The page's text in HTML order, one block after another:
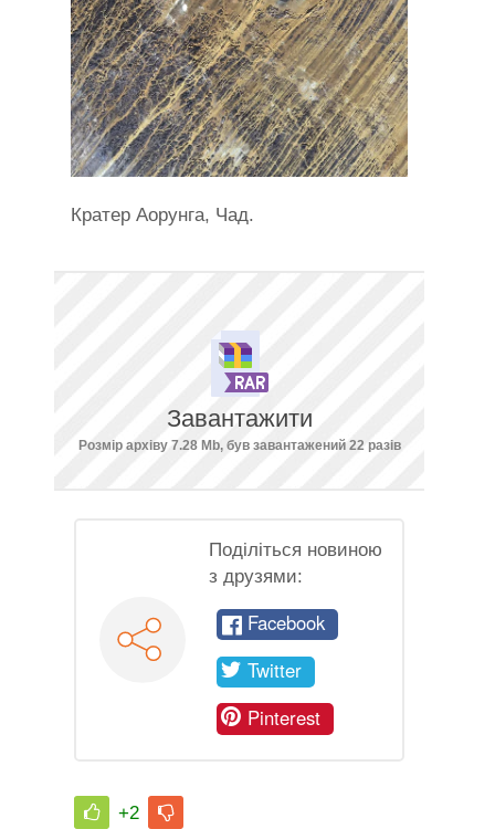
Кратер Аорунга, Чад.
Завантажити
Розмір архіву 7.28 Mb, був завантажений 22 разів
Поділіться новиною
з друзями:
Facebook
Twitter
Pinterest
+2